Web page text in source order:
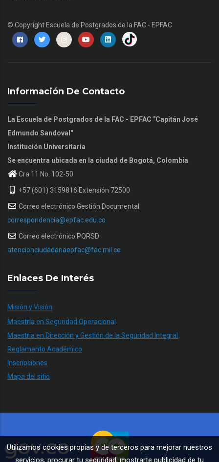
© Copyright Escuela de Postgrados de la FAC - EPFAC
Información De Contacto
La Escuela de Postgrados de la FAC - EPFAC "Capitán José
Edmundo Sandoval"
Institución Universitaria
Se encuentra ubicada en la ciudad de Bogotá, Colombia
Cra 11 No. 102-50
+57 (601) 3159816 Extensión 72500
Correo electrónico Gestión Documental
correspondencia@epfac.edu.co
Correo electrónico PQRSD
atencionciudadanaepfac@fac.mil.co
Enlaces De Interés
Misión y Visión
Maestría en Seguridad Operacional
Maestría en Dirección y Gestión de la Seguridad Integral
Reglamento Académico
Inscripciones
Mapa del sitio
Utilizamos cookies propias y de terceros para mejorar nuestros
servicios, procurar tu seguridad, mostrarte publicidad de tu